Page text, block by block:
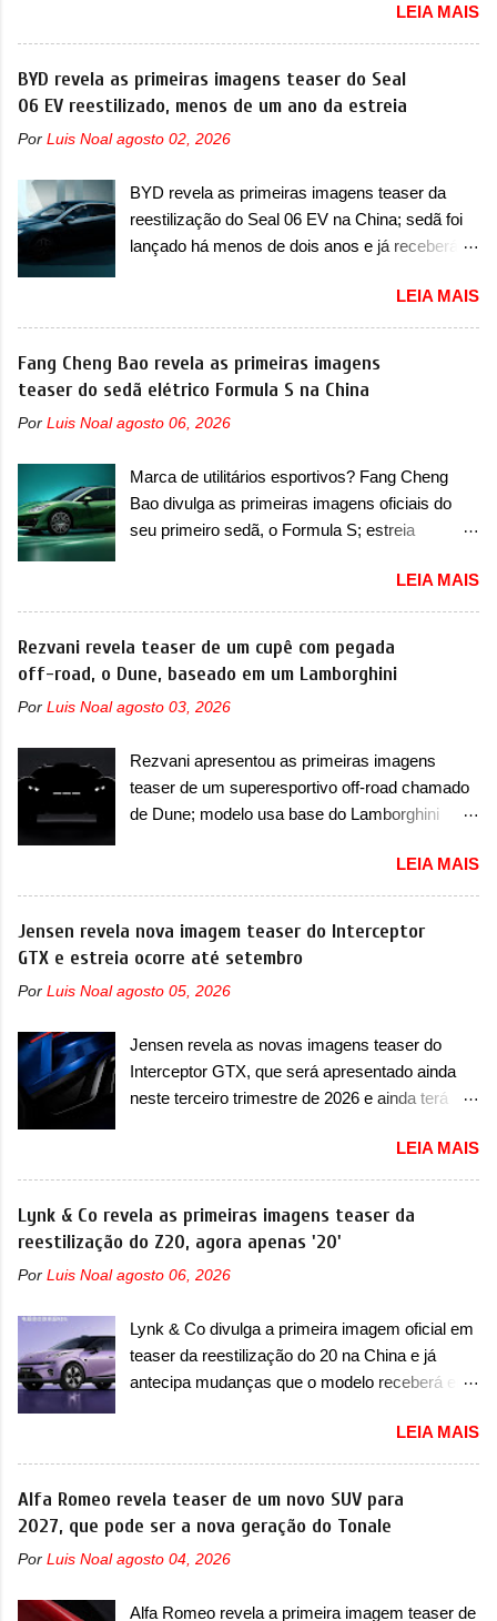
versão hatchback do Logus que chegava
depois de um ano de atraso. A invasão de 1994
foi marcava pelos franceses, alemães,
japoneses e coreanos que chegaram
arrancando corações em nosso mercado. Os
vendas em 1994 foram o Renault R19 que
vinha em 3 versões de carroceria, sendo duas
do hatch e o sedan, a famosa Kia Besta, o Vol...
oficialmente a nova Strada, que aparece com
mudanças visuais e com uma nova opção de
motor. Depois da picape compacta receber o
câmbio automático CVT no ano passado, a Fiat
motor 1.0 12v Turbo Flex, conhecido como
Strada soube ser mutável com avanços
importantes que a concorrência nunca
conseguiu acompanhar e agora ela abre uma
T200, que estreou nos irmãos Pulse e
Fastback. "A Fiat Strada é mais do que uma
picape, é uma verdadeira revolução no
mercado automotivo. Há alguns anos era
improvável pensar que uma picape chagaria ao
Strada fez. Mais do que isso: ela é a prova viva
que time que está ganhando se mexe sim. Ao
longo da sua história, ela...
LEIA MAIS
BYD revela as primeiras imagens teaser do Seal
06 EV reestilizado, menos de um ano da estreia
Por Luis Noal agosto 02, 2026
BYD revela as primeiras imagens teaser da
reestilização do Seal 06 EV na China; sedã foi
lançado há menos de dois anos e já receberá a
primeiras imagens teaser de uma mudança
visual para um dos seus menores sedãs
elétricos na China, pertencente à linha Ocean.
Trata-se do Seal 06 EV, lançado no segundo
O modelo agora passará a ser vendido com
que vão atualizá-los para a identidade visual
mais moderna da marca, mas ainda sem
motivos para que essa mudança já seja tão
nada os primeiros consumidores). Pelas
imagens teaser, se percebe que o sedã contará
com um novo para-choque na dianteira. Ele
passa a trazer um vinco horizontal mais
destacado que atravessa toda a dianteira do
faróis. Ele ainda possui um espaço para a placa
novo abaixo do vinco e uma nova entrada de ar
inferio...
LEIA MAIS
Fang Cheng Bao revela as primeiras imagens
teaser do sedã elétrico Formula S na China
Por Luis Noal agosto 06, 2026
Marca de utilitários esportivos? Fang Cheng
Bao divulga as primeiras imagens oficiais do
seu primeiro sedã, o Formula S; estreia
como uma marca com utilitários esportivos, a
Fang Cheng Bao nasceu como uma empresa
voltada a desenvolver utilitários esportivos com
uma pegada mais off-road. E isso funcionou
muito bem com o lançamento dos modelos Bao
5 e Bao 8, além do Tai 3 e Tai 7. Agora, a marca
de... sedãs. Antecipado por imagens teaser, o
Formula S será o primeiro três volumes da
Fang Cheng Bao, que parece se perder na sua
marca divulgou algumas imagens externas e
informações sobre o sedã, que terá seu
lançamento ainda neste ano de 2026. Em
termos de design, o Formula S segue
basicamente as mesmas linhas do conceito
aconteceu no primeiro semestre. Na dianteira, o
sedã conta com faróis mais quadrados e
compactos, com luzes ...
LEIA MAIS
Rezvani revela teaser de um cupê com pegada
off-road, o Dune, baseado em um Lamborghini
Por Luis Noal agosto 03, 2026
Rezvani apresentou as primeiras imagens
teaser de um superesportivo off-road chamado
de Dune; modelo usa base do Lamborghini
apresentou as primeiras imagens teaser de um
novo superesportivo que vai oferecer aos seus
consumidores. Trata-se do Dune, um cupê
superesportivo que terá uma proposta off-road
tiveram, como o Porsche 911 Dakar e o...
italiano tem grande parte no desenvolvimento
do Dune. Baseado no Huracán, o Dune nasce
com uma proposta similar ao que a marca
característico da Rezvani. Junto com as
imagens, a marca já confirmou que o Dune será
um carro muito exclusivo. Ao todo, serão
apenas sete unidades produzidas... para todo
equipado com um motor V10 Supercharger
capaz de desenvolver cerca de 800cv que
separou a performance exótica da aventura i...
LEIA MAIS
Jensen revela nova imagem teaser do Interceptor
GTX e estreia ocorre até setembro
Por Luis Noal agosto 05, 2026
Jensen revela as novas imagens teaser do
Interceptor GTX, que será apresentado ainda
neste terceiro trimestre de 2026 e ainda terá
International Automotive (abreviação de JIA)
apresentou uma nova imagem teaser que
mostra como será o Interceptor GTX, o
esportivo que recolocará a marca no mercado.
O granturismo (GT) apareceu em uma nova
imagem de traseira, onde ele aparece o para-
esportivo será apresentado no terceiro trimestre
de 2026, ou seja, acontecerá entre os meses de
julho e setembro (e já estamos em agosto), ou
o dia 30 de setembro. A marca confirmou que
vai apresentar um "protótipo de pré-produção,
de altíssimo desempenho, exclusivo para
pistas" , que vai antecipar as futuras versões de
rua do esportivo. Ao mesmo tempo, a Jensen
“protótipo aprimorado” que estabelece as bases
LEIA MAIS
Lynk & Co revela as primeiras imagens teaser da
reestilização do Z20, agora apenas '20'
Por Luis Noal agosto 06, 2026
Lynk & Co divulga a primeira imagem oficial em
teaser da reestilização do 20 na China e já
antecipa mudanças que o modelo receberá em
apresentar na China as primeiras mudanças
para o Z20, um misto de hatch com SUV que é
vendido no mercado chinês desde o
lançamento, em 2024. Agora, o modelo passará
por sua primeira mudança visual e também
mudará de nome. Vendido na Europa como 02
LEIA MAIS
Alfa Romeo revela teaser de um novo SUV para
2027, que pode ser a nova geração do Tonale
Por Luis Noal agosto 04, 2026
Alfa Romeo revela a primeira imagem teaser de